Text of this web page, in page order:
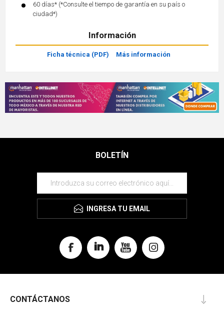
60 días* (*Consulte el tiempo de garantía en su país o
ciudad*)
Información
Ficha técnica (PDF) Más información
BOLETÍN
INGRESA TU EMAIL
CONTÁCTANOS